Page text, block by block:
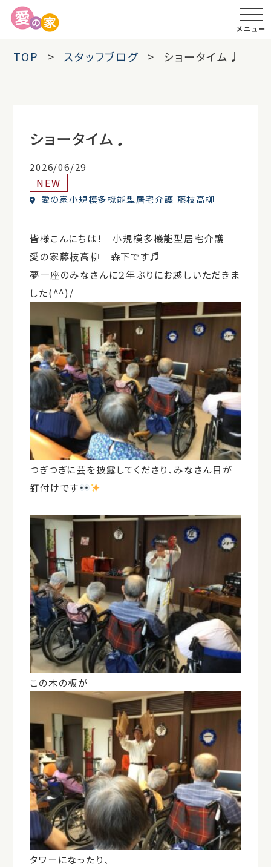
メニュー
TOP スタッフブログ ショータイム♩
ショータイム♩
2026/06/29
NEW
愛の家小規模多機能型居宅介護 藤枝高柳
皆様こんにちは！ 小規模多機能型居宅介護
愛の家藤枝高柳 森下です♬
夢一座のみなさんに２年ぶりにお越しいただきま
した(^^)/
つぎつぎに芸を披露してくださり、みなさん目が
釘付けです
この木の板が
タワーになったり、